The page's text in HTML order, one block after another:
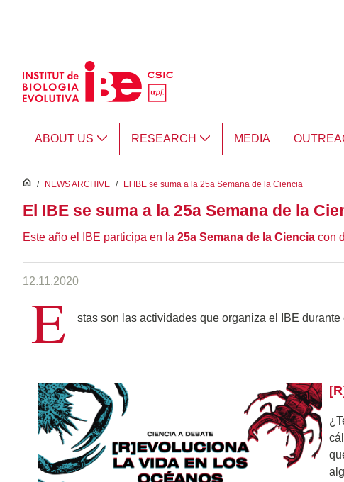
ABOUT US RESEARCH MEDIA
inici
/ NEWS ARCHIVE / El IBE se suma a la 25a Semana de la Ciencia
El IBE se suma a la 25a Semana de la
Este año el IBE participa en la 25a Semana de la Ciencia con
12.11.2020
E stas son las actividades que organiza el IBE durante